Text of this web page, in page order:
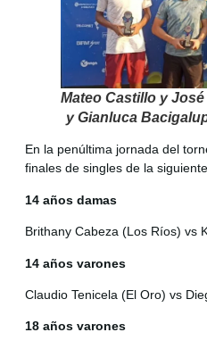
Mateo Castillo y
y Gianluca
En la penúltima jornada del
finales de singles de la
14 años damas
Brithany Cabeza (Los Ríos) vs
14 años varones
Claudio Tenicela (El Oro) vs
18 años varones